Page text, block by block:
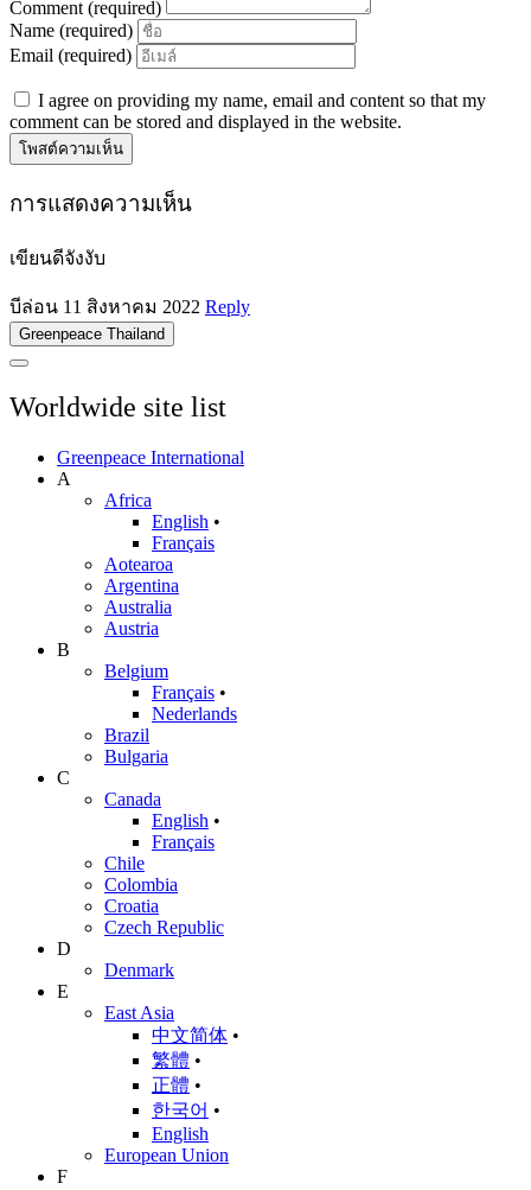
Comment (required)
Name (required)
Email (required)
I agree on providing my name, email and content so that my
comment can be stored and displayed in the website.
โพสต์ความเห็น
การแสดงความเห็น
เขียนดีจังงับ
บีล่อน 11 สิงหาคม 2022 Reply
Greenpeace Thailand
Worldwide site list
Greenpeace International
A
Africa
English •
Français
Aotearoa
Argentina
Australia
Austria
B
Belgium
Français •
Nederlands
Brazil
Bulgaria
C
Canada
English •
Français
Chile
Colombia
Croatia
Czech Republic
D
Denmark
E
East Asia
中文简体 •
繁體 •
正體 •
한국어 •
English
European Union
F